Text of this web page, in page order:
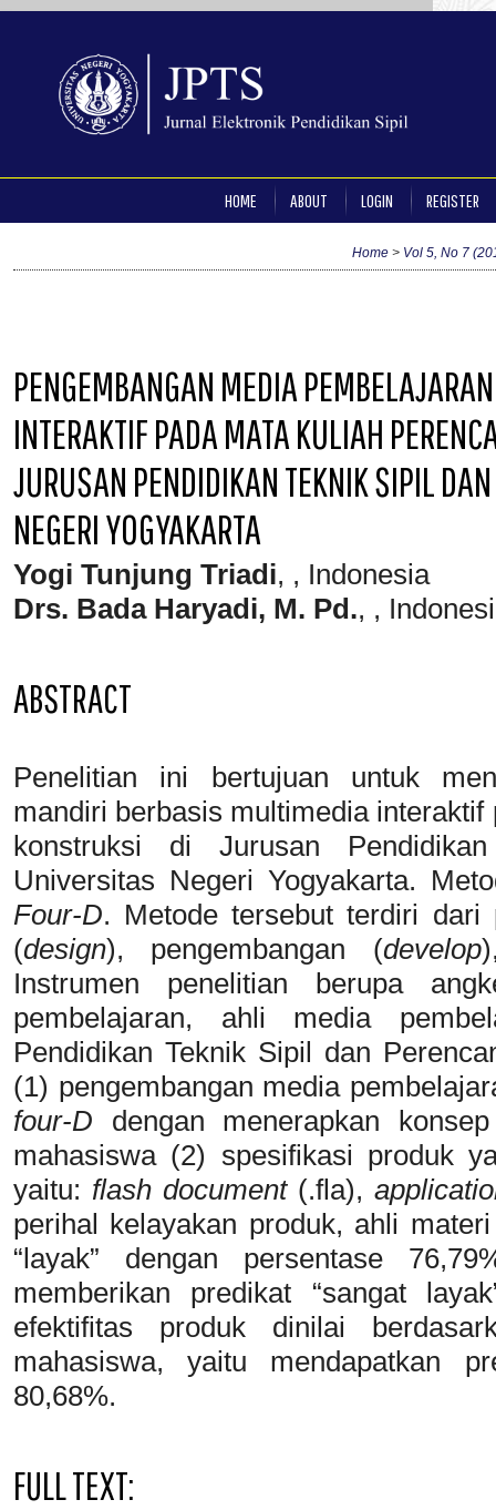
HOME ABOUT LOGIN REGISTER
Home > Vol 5, No 7
PENGEMBANGAN MEDIA
INTERAKTIF PADA MATA KULIAH
JURUSAN PENDIDIKAN TEKNIK SIPIL
NEGERI YOGYAKARTA
Yogi Tunjung Triadi, , Indonesia
Drs. Bada Haryadi, M. Pd., ,
ABSTRACT
Penelitian ini bertujuan untuk
mandiri berbasis multimedia
konstruksi di Jurusan
Universitas Negeri Yogyakarta.
Four-D. Metode tersebut terdiri dari
(design), pengembangan (develop
Instrumen penelitian berupa
pembelajaran, ahli media
Pendidikan Teknik Sipil dan
(1) pengembangan media
four-D dengan menerapkan
mahasiswa (2) spesifikasi produk
yaitu: flash document(.fla),
perihal kelayakan produk, ahli
“layak” dengan persentase
memberikan predikat “sangat
efektifitas produk dinilai
mahasiswa, yaitu mendapatkan
80,68%.
FULL TEXT: